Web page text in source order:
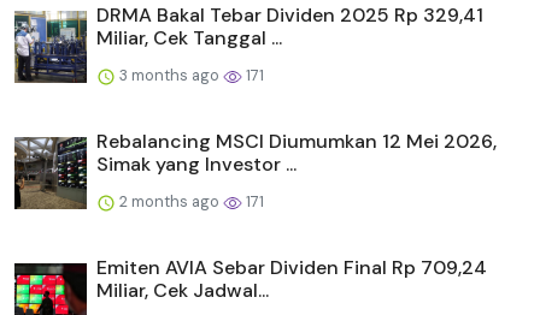
DRMA Bakal Tebar Dividen 2025 Rp 329,41
Miliar, Cek Tanggal ...
3 months ago 171
Rebalancing MSCI Diumumkan 12 Mei 2026,
Simak yang Investor ...
2 months ago 171
Emiten AVIA Sebar Dividen Final Rp 709,24
Miliar, Cek Jadwal...